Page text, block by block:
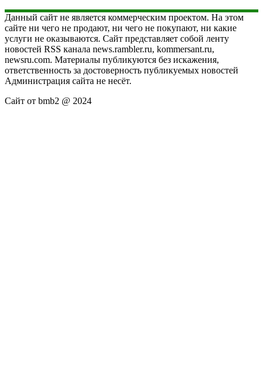
Данный сайт не является коммерческим проектом. На этом
сайте ни чего не продают, ни чего не покупают, ни какие
услуги не оказываются. Сайт представляет собой ленту
новостей RSS канала news.rambler.ru, kommersant.ru,
newsru.com. Материалы публикуются без искажения,
ответственность за достоверность публикуемых новостей
Администрация сайта не несёт.
Сайт от bmb2 @ 2024